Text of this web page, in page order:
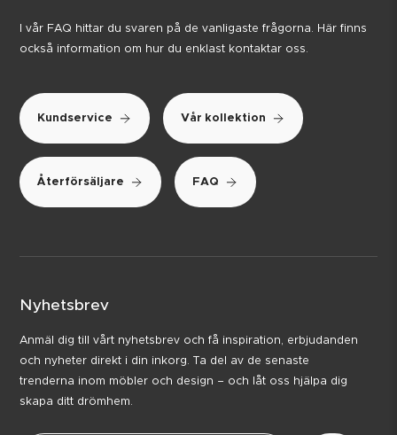
I vår FAQ hittar du svaren på de vanligaste frågorna. Här finns
också information om hur du enklast kontaktar oss.
Kundservice Vår kollektion
Återförsäljare FAQ
Nyhetsbrev
Anmäl dig till vårt nyhetsbrev och få inspiration, erbjudanden
och nyheter direkt i din inkorg. Ta del av de senaste
trenderna inom möbler och design – och låt oss hjälpa dig
skapa ditt drömhem.